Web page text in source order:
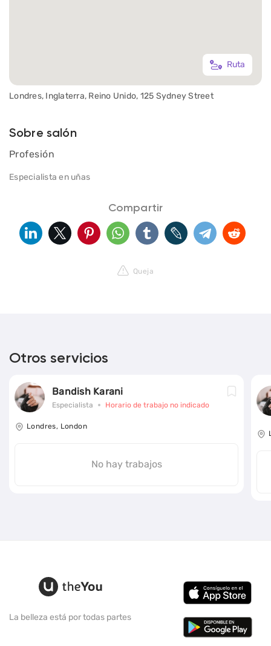
Ruta
Londres, Inglaterra, Reino Unido, 125 Sydney Street
Sobre salón
Profesión
Especialista en uñas
Compartir
Queja
Otros servicios
Bandish Karani
Especialista Horario de trabajo no indicado
Londres, London
No hay trabajos
La belleza está por todas partes